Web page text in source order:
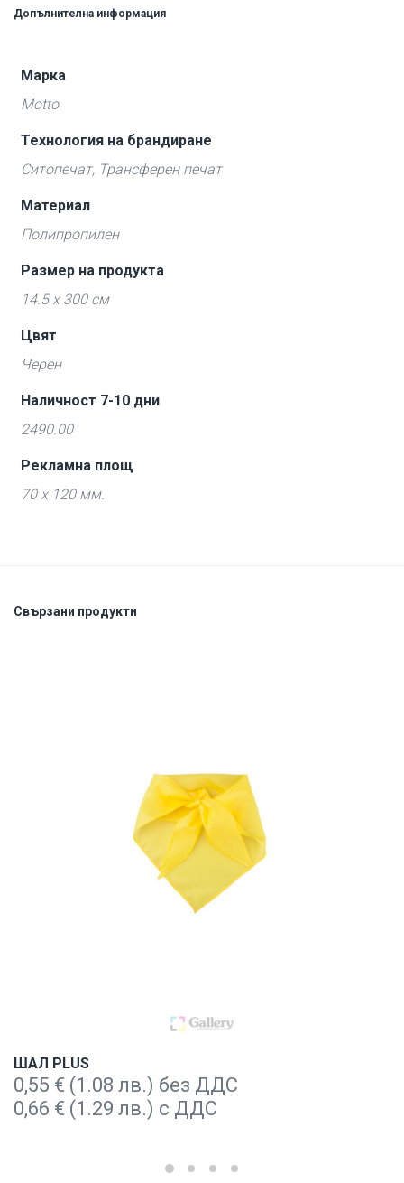
Допълнителна информация
Марка
Motto
Технология на брандиране
Ситопечат, Трансферен печат
Материал
Полипропилен
Размер на продукта
14.5 x 300 см
Цвят
Черен
Наличност 7-10 дни
2490.00
Рекламна площ
70 x 120 мм.
Свързани продукти
ШАЛ PLUS
0,55 € (1.08 лв.) без ДДС
0,66 € (1.29 лв.) с ДДС